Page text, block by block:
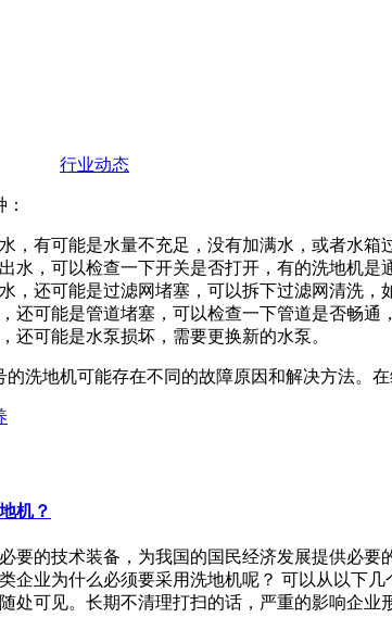
行业动态
，有可能是水量不充足，没有加满水，或者水箱
水，可以检查一下开关是否打开，有的洗地机是
，还可能是过滤网堵塞，可以拆下过滤网清洗，
还可能是管道堵塞，可以检查一下管道是否畅通
还可能是水泵损坏，需要更换新的水泵。
洗地机可能存在不同的故障原因和解决方法。
机？
要的技术装备，为我国的国民经济发展提供必
企业为什么必须要采用洗地机呢？ 可以从以下
处可见。长期不清理打扫的话，严重的影响企